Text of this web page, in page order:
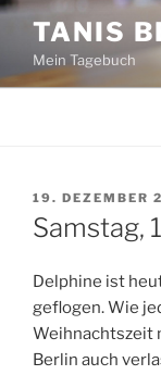
Zum
Inhalt
springen
TANIS
Mein Tagebuch
AM
19. DEZEMBER
Samstag,
Delphine ist
geflogen. Wie
Weihnachtszeit
Berlin auch